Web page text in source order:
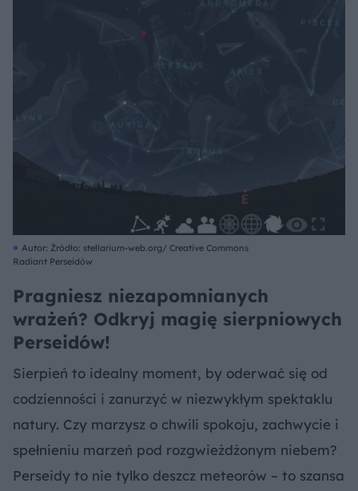
Autor: Źródło: stellarium-web.org/ Creative Commons
Radiant Perseidów
Pragniesz niezapomnianych
wrażeń? Odkryj magię sierpniowych
Perseidów!
Sierpień to idealny moment, by oderwać się od
codzienności i zanurzyć w niezwykłym spektaklu
natury. Czy marzysz o chwili spokoju, zachwycie i
spełnieniu marzeń pod rozgwieżdżonym niebem?
Perseidy to nie tylko deszcz meteorów – to szansa